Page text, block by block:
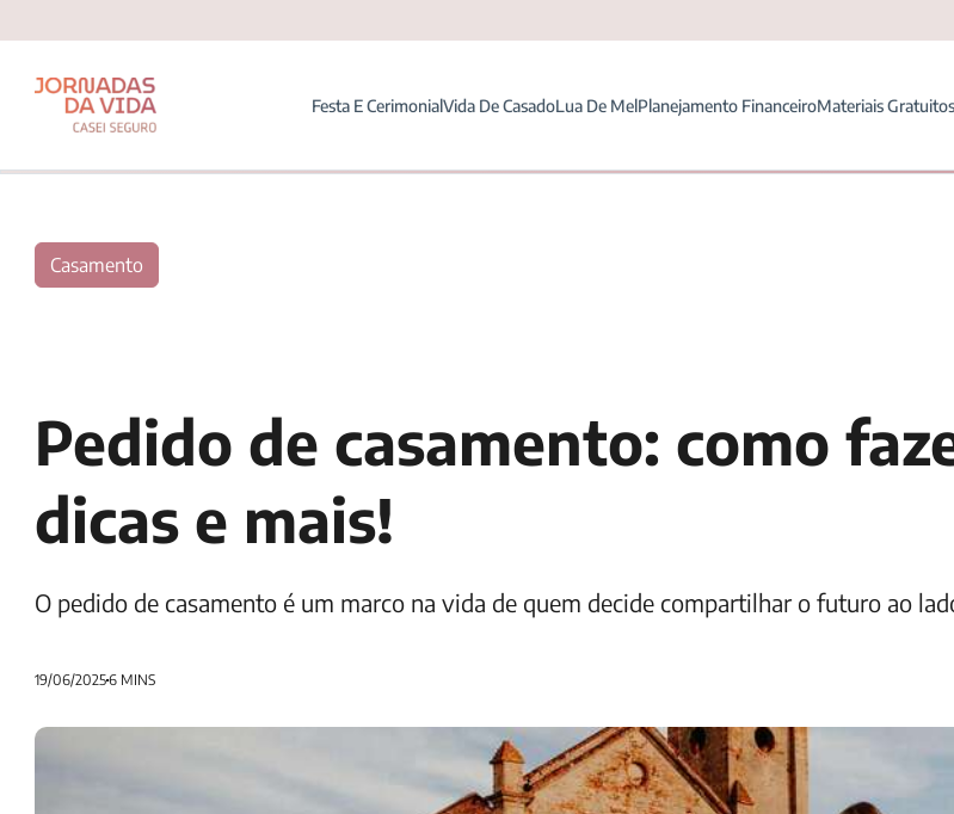
Festa E CerimonialVida De CasadoLua De MelPlanejamento FinanceiroMateriais Gratuitos
Casamento
Pedido de casamento: como
dicas e mais!
O pedido de casamento é um marco na vida de quem decide compartilhar o futuro ao
19/06/20256 MINS